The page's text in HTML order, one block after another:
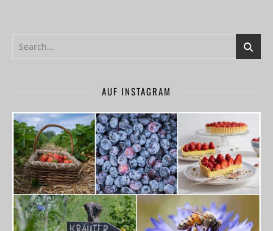
AUF INSTAGRAM